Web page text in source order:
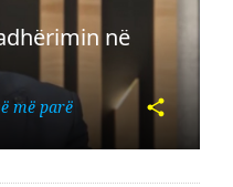
në
më parë